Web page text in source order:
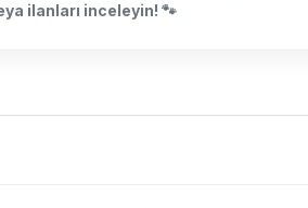
ilanları inceleyin! 🐾